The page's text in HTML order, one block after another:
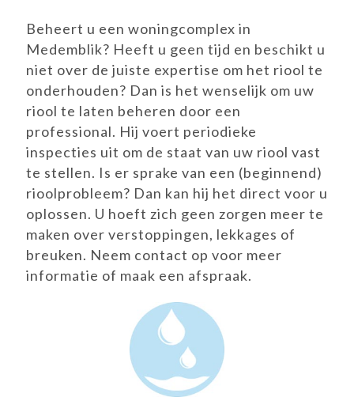
Beheert u een woningcomplex in
Medemblik? Heeft u geen tijd en beschikt u
niet over de juiste expertise om het riool te
onderhouden? Dan is het wenselijk om uw
riool te laten beheren door een
professional. Hij voert periodieke
inspecties uit om de staat van uw riool vast
te stellen. Is er sprake van een (beginnend)
rioolprobleem? Dan kan hij het direct voor u
oplossen. U hoeft zich geen zorgen meer te
maken over verstoppingen, lekkages of
breuken. Neem contact op voor meer
informatie of maak een afspraak.